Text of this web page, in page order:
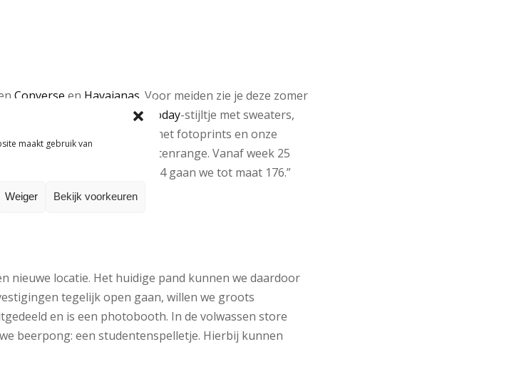
maakt gebruik van
Weiger Bekijk voorkeuren
Converse en Havaianas . Voor meiden zie je deze zomer
America Today-stijltje met sweaters,
voor swimshorts, T-shirts met fotoprints en onze
met een bredere matenrange. Vanaf week 25
En in plaats van maat 164 gaan we tot maat 176.”
nieuwe locatie. Het huidige pand kunnen we daardoor
tegelijk open gaan, willen we groots
en is een photobooth. In de volwassen store
beerpong: een studentenspelletje. Hierbij kunnen